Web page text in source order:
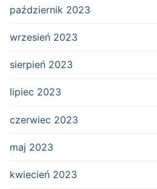
październik 2023
wrzesień 2023
sierpień 2023
lipiec 2023
czerwiec 2023
maj 2023
kwiecień 2023